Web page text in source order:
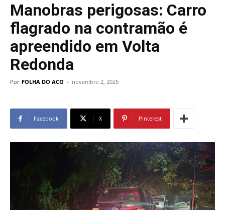
Manobras perigosas: Carro
flagrado na contramão é
apreendido em Volta
Redonda
Por FOLHA DO ACO - novembro 2, 2025
Facebook X Pinterest